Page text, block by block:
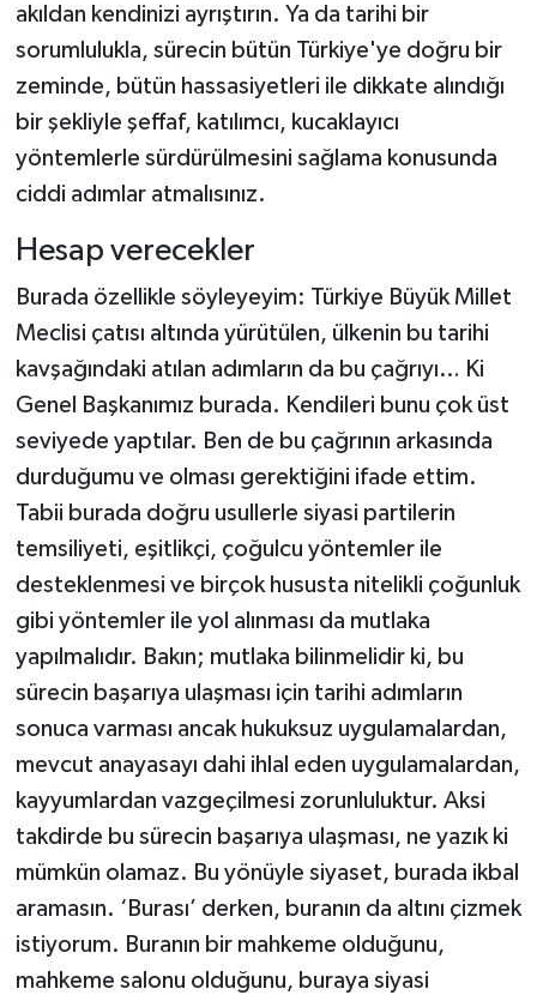
akıldan kendinizi ayrıştırın. Ya da tarihi bir
sorumlulukla, sürecin bütün Türkiye'ye doğru bir
zeminde, bütün hassasiyetleri ile dikkate alındığı
bir şekliyle şeffaf, katılımcı, kucaklayıcı
yöntemlerle sürdürülmesini sağlama konusunda
ciddi adımlar atmalısınız.
Hesap verecekler
Burada özellikle söyleyeyim: Türkiye Büyük Millet
Meclisi çatısı altında yürütülen, ülkenin bu tarihi
kavşağındaki atılan adımların da bu çağrıyı… Ki
Genel Başkanımız burada. Kendileri bunu çok üst
seviyede yaptılar. Ben de bu çağrının arkasında
durduğumu ve olması gerektiğini ifade ettim.
Tabii burada doğru usullerle siyasi partilerin
temsiliyeti, eşitlikçi, çoğulcu yöntemler ile
desteklenmesi ve birçok hususta nitelikli çoğunluk
gibi yöntemler ile yol alınması da mutlaka
yapılmalıdır. Bakın; mutlaka bilinmelidir ki, bu
sürecin başarıya ulaşması için tarihi adımların
sonuca varması ancak hukuksuz uygulamalardan,
mevcut anayasayı dahi ihlal eden uygulamalardan,
kayyumlardan vazgeçilmesi zorunluluktur. Aksi
takdirde bu sürecin başarıya ulaşması, ne yazık ki
mümkün olamaz. Bu yönüyle siyaset, burada ikbal
aramasın. ‘Burası’ derken, buranın da altını çizmek
istiyorum. Buranın bir mahkeme olduğunu,
mahkeme salonu olduğunu, buraya siyasi